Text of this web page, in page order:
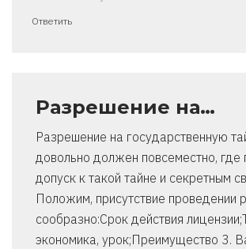
Ответить
Разрешение на…
Разрешение на государственную
довольно должен повсеместно, где
допуск к такой тайне и секретным
Положим, присутствие проведении
сообразно:Срок действия
экономика, урок;Преимущество 3.